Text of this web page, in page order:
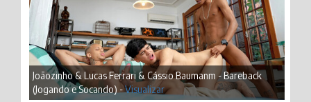
Joãozinho & Lucas Ferrari & Cássio Baumanm - Bareback
(Jogando e Socando) -Visualizar